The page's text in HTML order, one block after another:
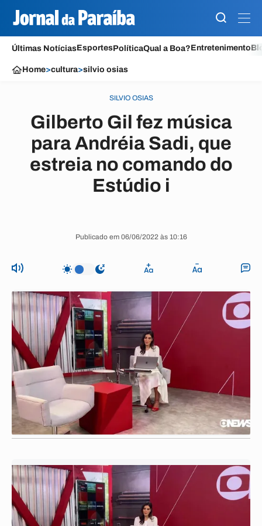
Últimas NotíciasEsportesPolíticaQual a Boa?Entretenimento
Home>cultura>silvio osias
SILVIO OSIAS
Gilberto Gil fez música
para Andréia Sadi, que
estreia no comando do
Estúdio i
Publicado em 06/06/2022 às 10:16